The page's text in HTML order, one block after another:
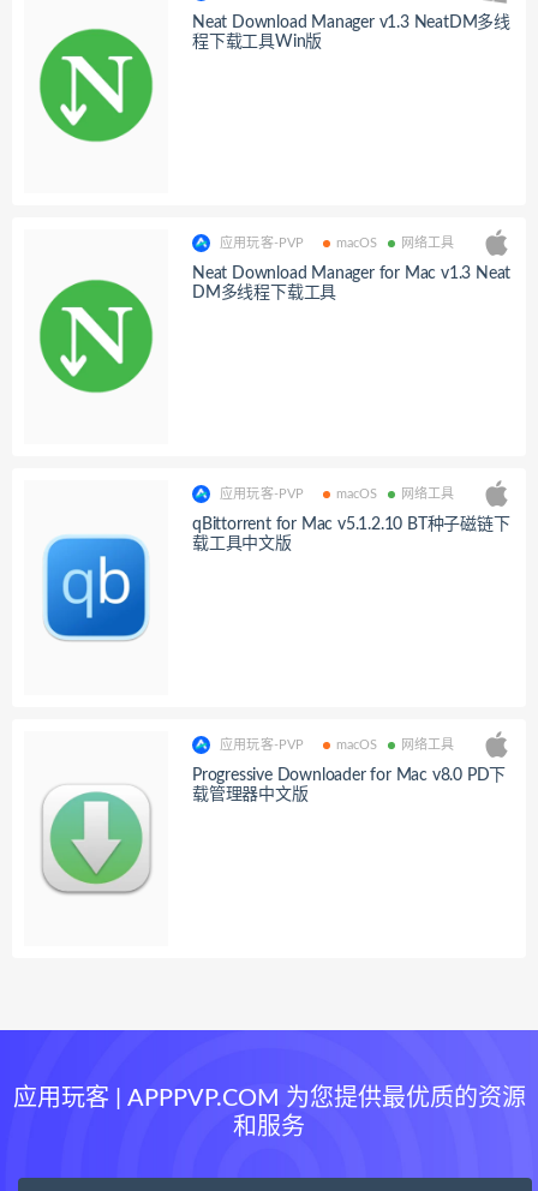
Neat Download Manager v1.3 NeatDM多线
程下载工具Win版
应用玩客-PVP macOS 网络工具
Neat Download Manager for Mac v1.3 Neat
DM多线程下载工具
应用玩客-PVP macOS 网络工具
qBittorrent for Mac v5.1.2.10 BT种子磁链下
载工具中文版
应用玩客-PVP macOS 网络工具
Progressive Downloader for Mac v8.0 PD下
载管理器中文版
应用玩客 | APPPVP.COM 为您提供最优质的资源
和服务